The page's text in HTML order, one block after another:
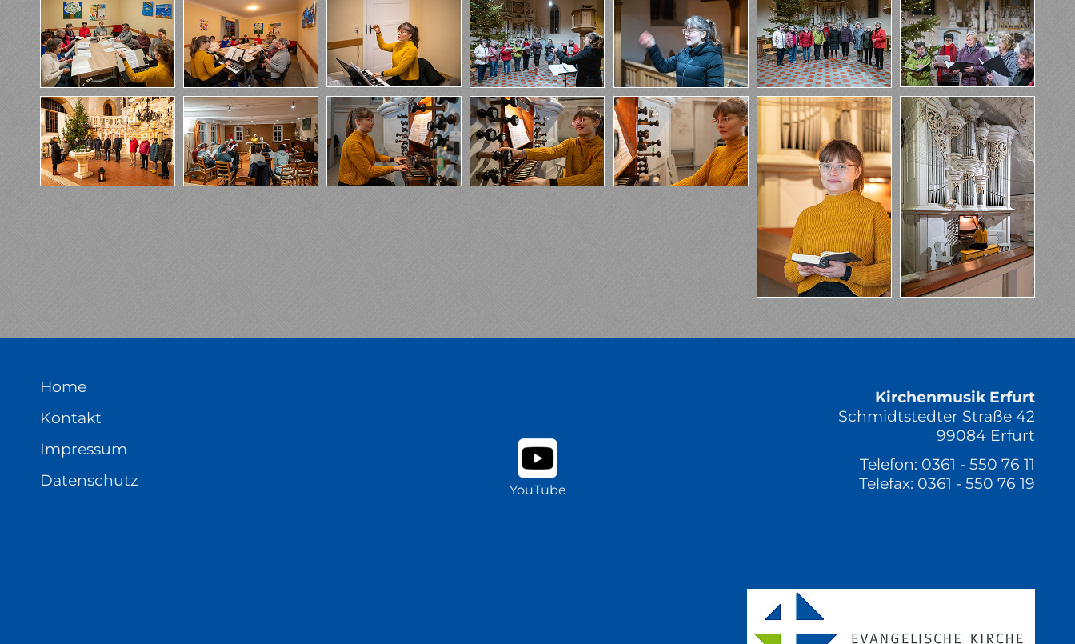
Home
Kontakt
Impressum
Datenschutz
YouTube
Kirchenmusik Erfurt
Schmidtstedter Straße 42
99084 Erfurt
Telefon: 0361 - 550 76 11
Telefax: 0361 - 550 76 19